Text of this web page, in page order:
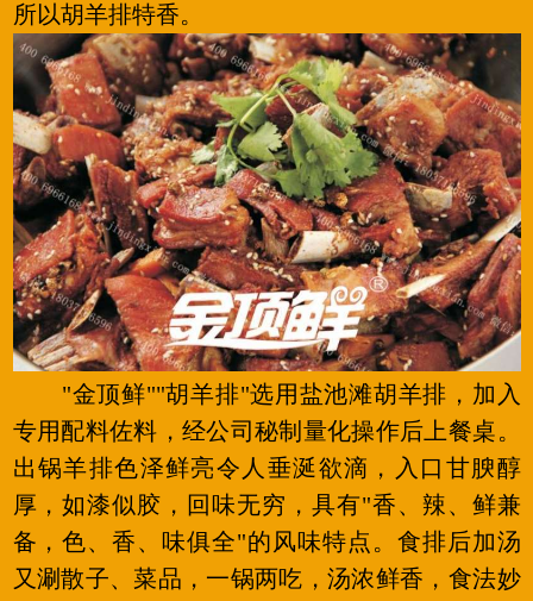
所以胡羊排特香。
"金顶鲜""胡羊排"选用盐池滩胡羊排，加入
专用配料佐料，经公司秘制量化操作后上餐桌。
出锅羊排色泽鲜亮令人垂涎欲滴，入口甘腴醇
厚，如漆似胶，回味无穷，具有"香、辣、鲜兼
备，色、香、味俱全"的风味特点。食排后加汤
又涮散子、菜品，一锅两吃，汤浓鲜香，食法妙